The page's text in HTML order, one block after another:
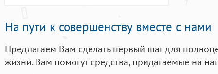
На пути к совершенству вместе с нами
Предлагаем Вам сделать первый шаг для
жизни. Вам помогут средства, придагаемые на